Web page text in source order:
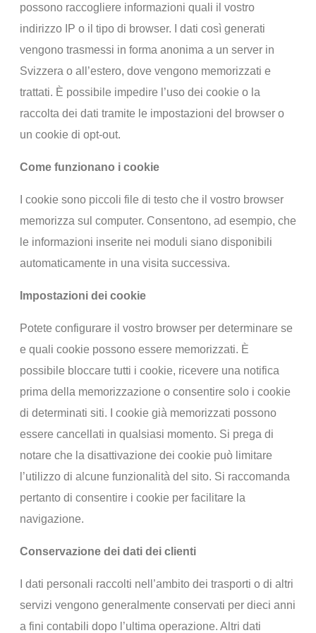
possono raccogliere informazioni quali il vostro
indirizzo IP o il tipo di browser. I dati così generati
vengono trasmessi in forma anonima a un server in
Svizzera o all’estero, dove vengono memorizzati e
trattati. È possibile impedire l’uso dei cookie o la
raccolta dei dati tramite le impostazioni del browser o
un cookie di opt-out.
Come funzionano i cookie
I cookie sono piccoli file di testo che il vostro browser
memorizza sul computer. Consentono, ad esempio, che
le informazioni inserite nei moduli siano disponibili
automaticamente in una visita successiva.
Impostazioni dei cookie
Potete configurare il vostro browser per determinare se
e quali cookie possono essere memorizzati. È
possibile bloccare tutti i cookie, ricevere una notifica
prima della memorizzazione o consentire solo i cookie
di determinati siti. I cookie già memorizzati possono
essere cancellati in qualsiasi momento. Si prega di
notare che la disattivazione dei cookie può limitare
l’utilizzo di alcune funzionalità del sito. Si raccomanda
pertanto di consentire i cookie per facilitare la
navigazione.
Conservazione dei dati dei clienti
I dati personali raccolti nell’ambito dei trasporti o di altri
servizi vengono generalmente conservati per dieci anni
a fini contabili dopo l’ultima operazione. Altri dati